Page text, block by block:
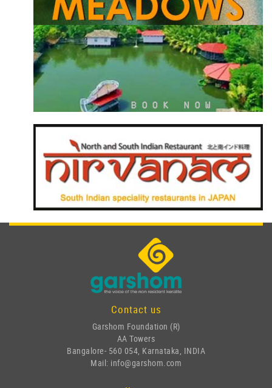
Contact us
Garshom Foundation (R)
AA Towers
Bangalore- 560 054, Karnataka, INDIA
Mail: info@garshom.com